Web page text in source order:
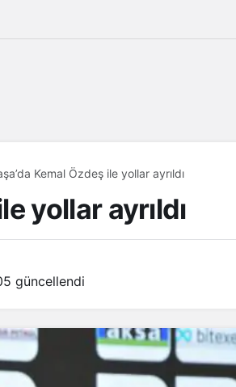
Kemal Özdeş ile yollar ayrıldı
yollar ayrıldı
güncellendi